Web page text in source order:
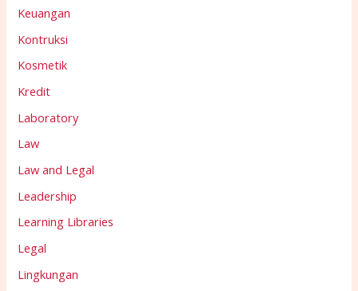
Keuangan
Kontruksi
Kosmetik
Kredit
Laboratory
Law
Law and Legal
Leadership
Learning Libraries
Legal
Lingkungan